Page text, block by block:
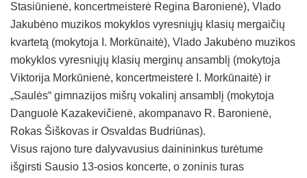
Stasiūnienė, koncertmeisterė Regina Baronienė), Vlado
Jakubėno muzikos mokyklos vyresniųjų klasių mergaičių
kvartetą (mokytoja I. Morkūnaitė), Vlado Jakubėno muzikos
mokyklos vyresniųjų klasių merginų ansamblį (mokytoja
Viktorija Morkūnienė, koncertmeisterė I. Morkūnaitė) ir
„Saulės“ gimnazijos mišrų vokalinį ansamblį (mokytoja
Danguolė Kazakevičienė, akompanavo R. Baronienė,
Rokas Šiškovas ir Osvaldas Budriūnas).
Visus rajono ture dalyvavusius dainininkus turėtume
išgirsti Sausio 13-osios koncerte, o zoninis turas